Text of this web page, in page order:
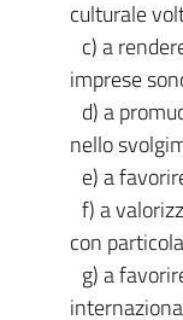
culturale
c) a
imprese
d) a
nello
e) a
f) a
con
g) a